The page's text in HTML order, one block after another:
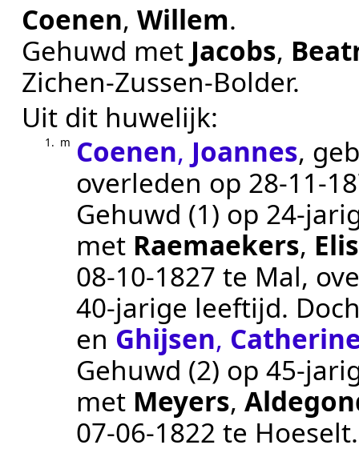
Coenen,Willem.
Gehuwd met Jacobs,
Zichen-Zussen-Bolder.
Uit dit huwelijk:
1. m Coenen, Joannes,
overleden op
Gehuwd (1) op 24-
met Raemaekers,
08‑10‑1827 te Mal,
40-jarige leeftijd.
en Ghijsen,
Gehuwd (2) op 45-
met Meyers,
07‑06‑1822 te Hoeselt